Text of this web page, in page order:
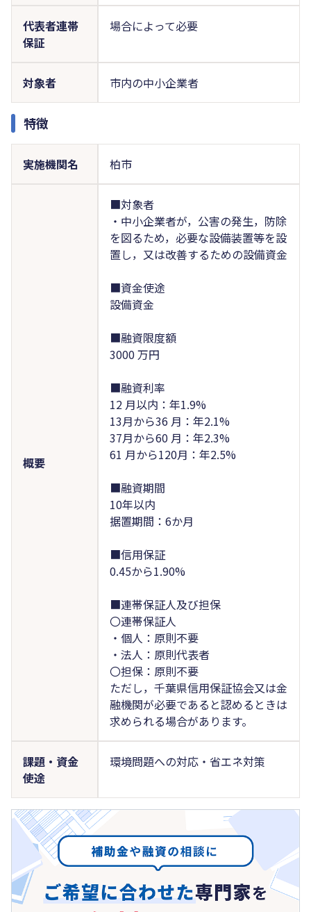
代表者連帯
保証
場合によって必要
対象者 市内の中小企業者
特徴
実施機関名 柏市
概要
■対象者
・中小企業者が，公害の発生，防除
を図るため，必要な設備装置等を設
置し，又は改善するための設備資金
■資金使途
設備資金
■融資限度額
3000 万円
■融資利率
12 月以内：年1.9%
13月から36 月：年2.1%
37月から60 月：年2.3%
61 月から120月：年2.5%
■融資期間
10年以内
据置期間：6か月
■信用保証
0.45から1.90%
■連帯保証人及び担保
〇連帯保証人
・個人：原則不要
・法人：原則代表者
〇担保：原則不要
ただし，千葉県信用保証協会又は金
融機関が必要であると認めるときは
求められる場合があります。
課題・資金
使途
環境問題への対応・省エネ対策